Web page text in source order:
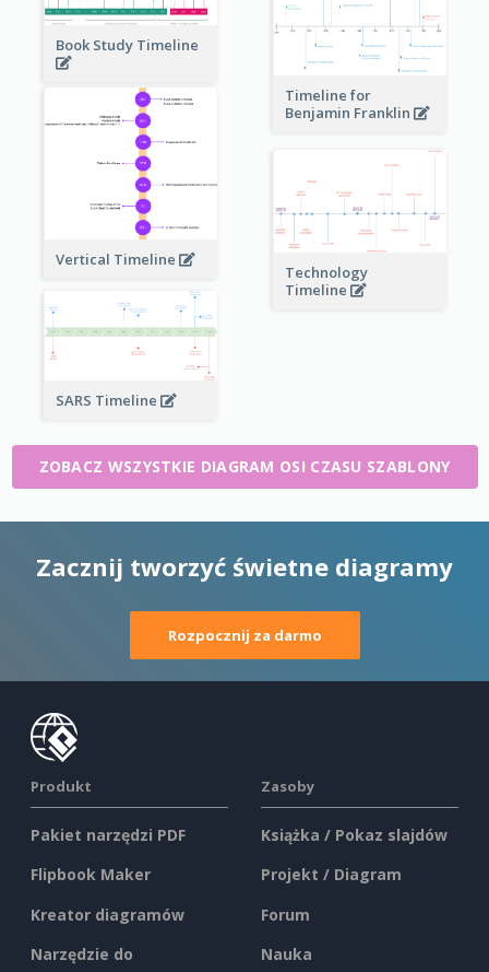
Book Study Timeline
Timeline for
Benjamin Franklin
Vertical Timeline
Technology
Timeline
SARS Timeline
ZOBACZ WSZYSTKIE DIAGRAM OSI CZASU SZABLONY
Zacznij tworzyć świetne diagramy
Rozpocznij za darmo
Produkt
Pakiet narzędzi PDF
Flipbook Maker
Kreator diagramów
Narzędzie do
Zasoby
Książka / Pokaz slajdów
Projekt / Diagram
Forum
Nauka